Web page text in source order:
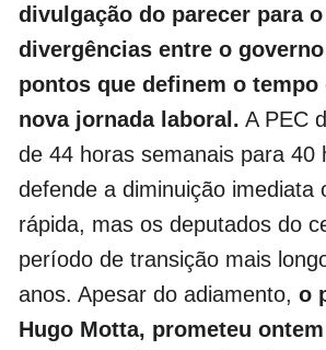
divulgação do parecer para
divergências entre o
pontos que definem o
nova jornada laboral. A PEC
de 44 horas semanais para 40
defende a diminuição imediata
rápida, mas os deputados do
período de transição mais
anos. Apesar do adiamento, o
Hugo Motta, prometeu